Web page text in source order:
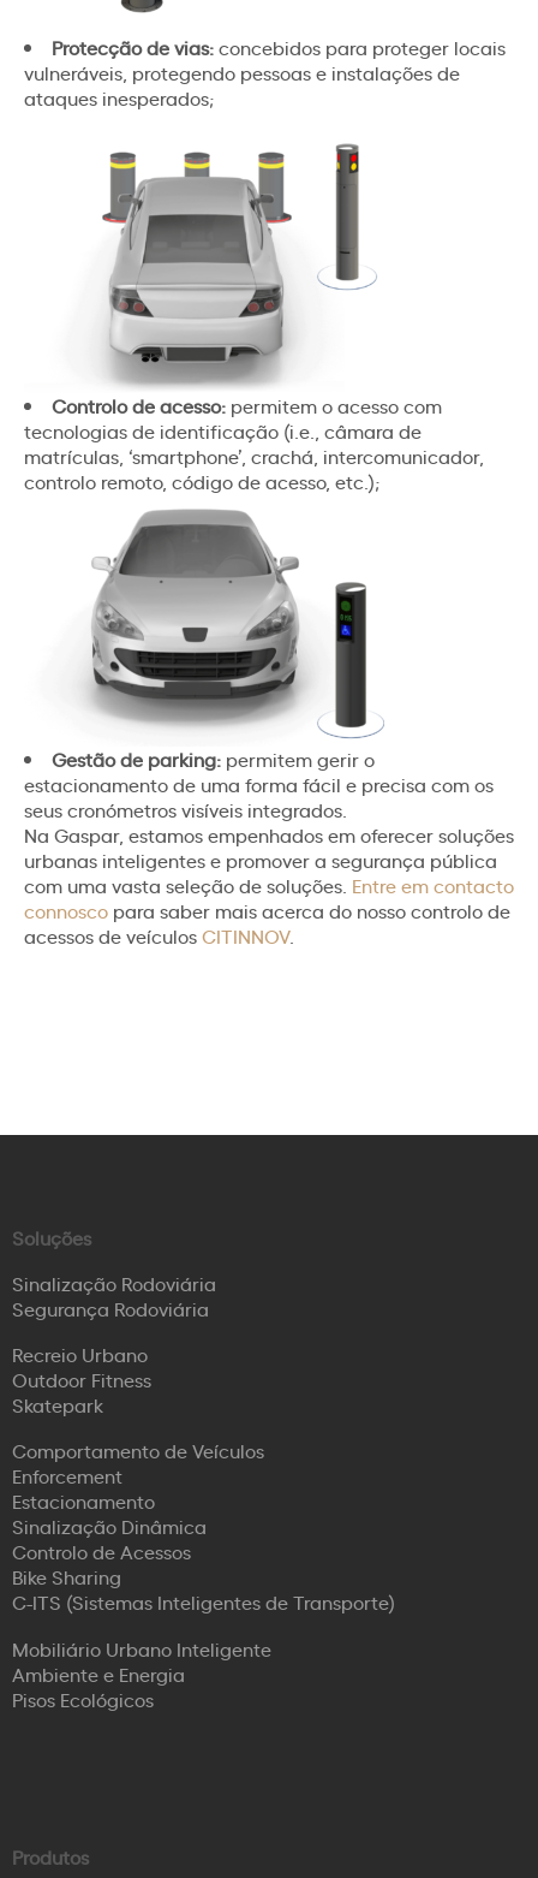
Protecção de vias:concebidos para proteger locais
vulneráveis, protegendo pessoas e instalações de
ataques inesperados;
Controlo de acesso: permitem o acesso com
tecnologias de identificação (i.e., câmara de
matrículas, ‘smartphone’, crachá, intercomunicador,
controlo remoto, código de acesso, etc.);
Gestão de parking: permitem gerir o
estacionamento de uma forma fácil e precisa com os
seus cronómetros visíveis integrados.
Na Gaspar, estamos empenhados em oferecer soluções
urbanas inteligentes e promover a segurança pública
com uma vasta seleção de soluções. Entre em contacto
connosco para saber mais acerca do nosso controlo de
acessos de veículosCITINNOV.
Soluções
Sinalização Rodoviária
Segurança Rodoviária
Recreio Urbano
Outdoor Fitness
Skatepark
Comportamento de Veículos
Enforcement
Estacionamento
Sinalização Dinâmica
Controlo de Acessos
Bike Sharing
C-ITS (Sistemas Inteligentes de Transporte)
Mobiliário Urbano Inteligente
Ambiente e Energia
Pisos Ecológicos
Produtos